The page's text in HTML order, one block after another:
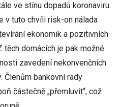
ve stínu dopadů koronaviru.
v tuto chvíli risk-on nálada
ekonomik a pozitivních
těch domácích je pak možné
zavedení nekonvenčních
Členům bankovní rady
částečně „přemluvit“, což